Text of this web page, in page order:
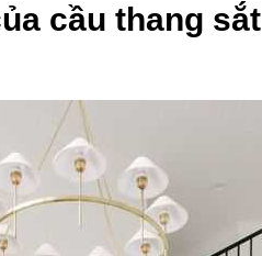
cầu thang sắt